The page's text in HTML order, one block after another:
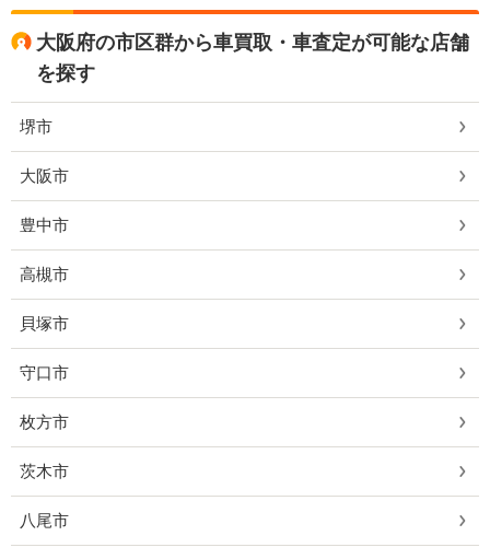
大阪府の市区群から車買取・車査定が可能な店舗
を探す
堺市
大阪市
豊中市
高槻市
貝塚市
守口市
枚方市
茨木市
八尾市